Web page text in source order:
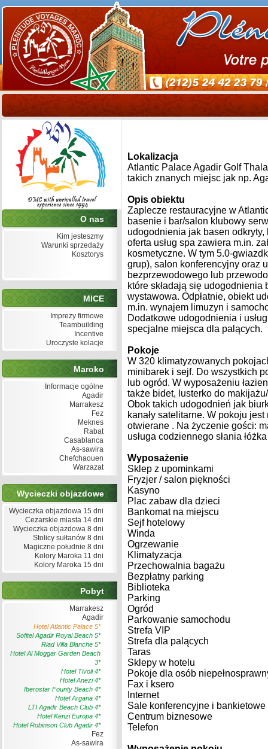
O nas
Kim jesteszmy
Warunki sprzedaży
Kosztorys
MICE
Imprezy firmowe
Teambuilding
Incentive
Uroczyste kolacje
Maroko
Informacje ogólne
Agadir
Marrakesz
Fez
Meknes
Rabat
Casablanca
As-sawira
Chefchaouen
Warzazat
Wycieczki objazdowe
Wycieczka objazdowa 15 dni
Cezarskie miasta 14 dni
Wycieczka objazdowa 8 dni
Stolicy sułtanów 8 dni
Magiczne południe 8 dni
Kolory Maroka 11 dni
Kolory Maroka 15 dni
Pobyt
Marrakesz
Agadir
Hotel Atlantic Palace 5*
Sofitel Agadir Royal Beach 5*
Riad Villa Blanche 5*
Hotel Al Moggar Garden Beach
3*
Hotel Tivoli 4*
Hotel Anezi 4*
Iberostar Founty Beach 4*
Hotel Argana 4*
LTI Agadir Beach Club 4*
Hotel Kenzi Europa 4*
Hotel Robinson Club Agadir 4*
Fez
As-sawira
Lokalizacja
Atlantic Palace Agadir Golf
takich znanych miejsc jak np.
Opis obiektu
Zaplecze restauracyjne w
basenie i bar/salon klubowy
udogodnienia jak basen
oferta usług spa zawiera m.in.
kosmetyczne. W tym 5.0-
grup), salon konferencyjny oraz
bezprzewodowego lub
które składają się
wystawowa. Odpłatnie, obiekt
m.in. wynajem limuzyn i
Dodatkowe udogodnienia i
specjalne miejsca dla palących.
Pokoje
W 320 klimatyzowanych
minibarek i sejf. Do wszystkich
lub ogród. W wyposażeniu
także bidet, lusterko do
Obok takich udogodnień jak
kanały satelitarne. W pokoju
otwierane . Na życzenie gości:
usługa codziennego słania
Wyposażenie
Sklep z upominkami
Fryzjer / salon piękności
Kasyno
Plac zabaw dla dzieci
Bankomat na miejscu
Sejf hotelowy
Winda
Ogrzewanie
Klimatyzacja
Przechowalnia bagażu
Bezpłatny parking
Biblioteka
Parking
Ogród
Parkowanie samochodu
Strefa VIP
Strefa dla palących
Taras
Sklepy w hotelu
Pokoje dla osób
Fax i ksero
Internet
Sale konferencyjne i bankietowe
Centrum biznesowe
Telefon